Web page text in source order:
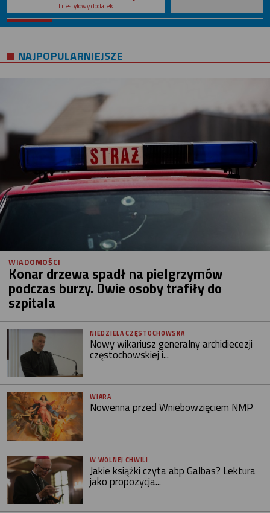
Lifestylowy dodatek
NAJPOPULARNIEJSZE
WIADOMOŚCI
Konar drzewa spadł na pielgrzymów
podczas burzy. Dwie osoby trafiły do
szpitala
NIEDZIELA CZĘSTOCHOWSKA
Nowy wikariusz generalny archidiecezji
częstochowskiej i...
WIARA
Nowenna przed Wniebowzięciem NMP
W WOLNEJ CHWILI
Jakie książki czyta abp Galbas? Lektura
jako propozycja...